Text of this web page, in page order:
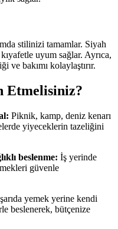
stilinizi tamamlar. Siyah
uyum sağlar. Ayrıca,
ve bakımı kolaylaştırır.
Etmelisiniz?
Piknik, kamp, deniz kenarı
yiyeceklerin tazeliğini
beslenme: İş yerinde
güvenle
yemek yerine kendi
beslenerek, bütçenize